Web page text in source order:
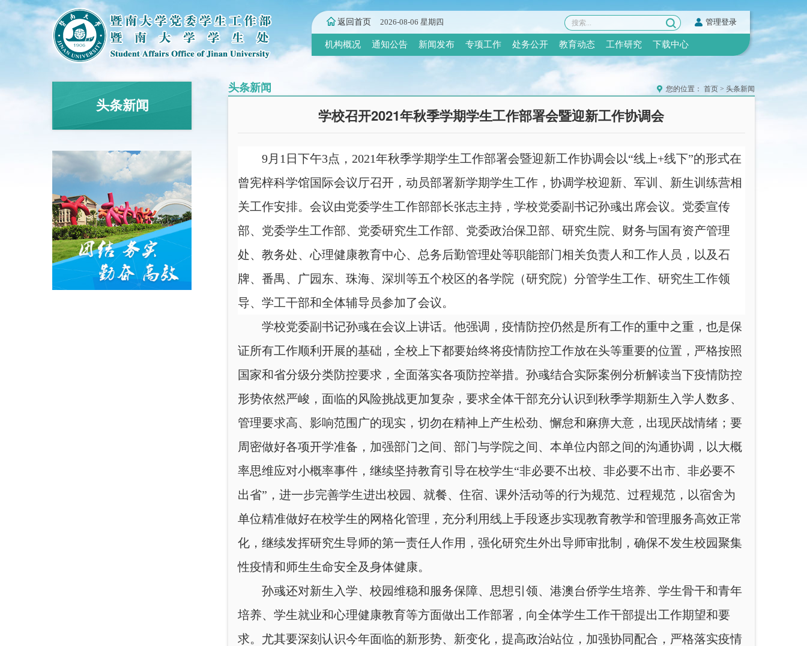
返回首页 2026-08-06 星期四 管理登录
机构概况 通知公告 新闻发布 专项工作 处务公开 教育动态 工作研究 下载中心
头条新闻
头条新闻 您的位置： 首页 > 头条新闻
学校召开2021年秋季学期学生工作部署会暨迎新工作协调会
9月1日下午3点 ， 2021年秋季学期学生工作部署会暨迎新工作协调会以“线上+线下”的形式在
曾宪梓科学馆国际会议厅召开， 动员部署新学期学生工作， 协调学校迎新、 军训、 新生训练营相
关工作安排。 会议由党委学生工作部部长张志主持，学校党委副书记孙彧出席会议。 党委宣传
部、党委学生工作部、党委研究生工作部、党委政治保卫部、研究生院、财务与国有资产管理
处、教务处、心理健康教育中心、总务后勤管理处等职能部门相关负责人和工作人员， 以及石
牌、番禺、广园东、 珠海、深圳等五个校区的各学院（研究院）分管学生工作、研究生工作领
导、 学工干部和全体辅导员参加了会议。
学校党委副书记孙彧在会议上讲话。他强调，疫情防控仍然是所有工作的重中之重，也是保
证所有工作顺利开展的基础，全校上下都要始终将疫情防控工作放在头等重要的位置，严格按照
国家和省分级分类防控要求，全面落实各项防控举措。孙彧结合实际案例分析解读当下疫情防控
形势依然严峻，面临的风险挑战更加复杂，要求全体干部充分认识到秋季学期新生入学人数多、
管理要求高、影响范围广的现实，切勿在精神上产生松劲、懈怠和麻痹大意，出现厌战情绪；要
周密做好各项开学准备，加强部门之间、部门与学院之间、本单位内部之间的沟通协调，以大概
率思维应对小概率事件，继续坚持教育引导在校学生“非必要不出校、非必要不出市、非必要不
出省”，进一步完善学生进出校园、就餐、住宿、课外活动等的行为规范、过程规范，以宿舍为
单位精准做好在校学生的网格化管理，充分利用线上手段逐步实现教育教学和管理服务高效正常
化，继续发挥研究生导师的第一责任人作用，强化研究生外出导师审批制，确保不发生校园聚集
性疫情和师生生命安全及身体健康。
孙彧还对新生入学、校园维稳和服务保障、思想引领、港澳台侨学生培养、学生骨干和青年
培养、学生就业和心理健康教育等方面做出工作部署，向全体学生工作干部提出工作期望和要
求。尤其要深刻认识今年面临的新形势、新变化， 提高政治站位，加强协同配合，严格落实疫情